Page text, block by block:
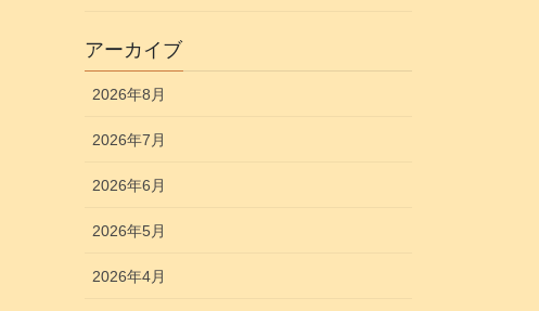
アーカイブ
2026年8月
2026年7月
2026年6月
2026年5月
2026年4月